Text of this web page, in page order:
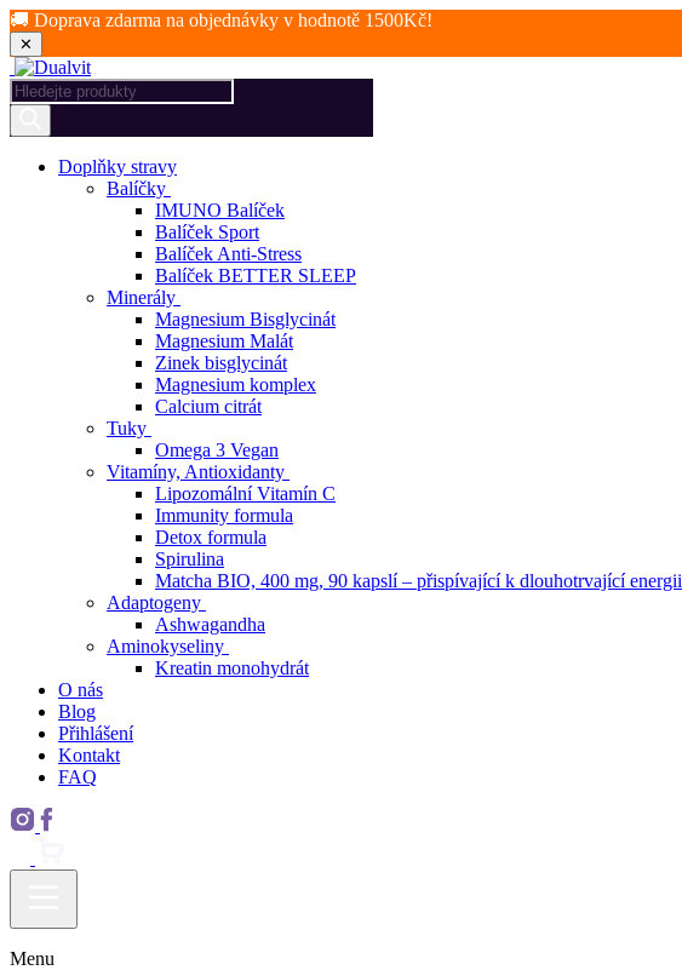
🚚 Doprava zdarma na objednávky v hodnotě 1500Kč!
✕
Products
search
Doplňky stravy
Balíčky
IMUNO Balíček
Balíček Sport
Balíček Anti-Stress
Balíček BETTER SLEEP
Minerály
Magnesium Bisglycinát
Magnesium Malát
Zinek bisglycinát
Magnesium komplex
Calcium citrát
Tuky
Omega 3 Vegan
Vitamíny, Antioxidanty
Lipozomální Vitamín C
Immunity formula
Detox formula
Spirulina
Matcha BIO, 400 mg, 90 kapslí – přispívající k dlouhotrvající energii
Adaptogeny
Ashwagandha
Aminokyseliny
Kreatin monohydrát
O nás
Blog
Přihlášení
Kontakt
FAQ
Menu